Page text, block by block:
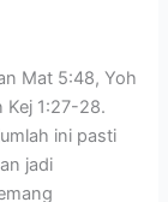
Mat 5:48, Yoh
Kej 1:27-28.
ini pasti
jadi